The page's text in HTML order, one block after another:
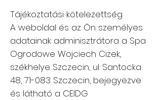
Tájékoztatási kötelezettség
A weboldal és az Ön személyes
adatainak adminisztrátora a Spa
Ogrodowe Wojciech Ciżek,
székhelye Szczecin, ul. Santocka
48, 71-083 Szczecin, bejegyezve
és látható a CEIDG